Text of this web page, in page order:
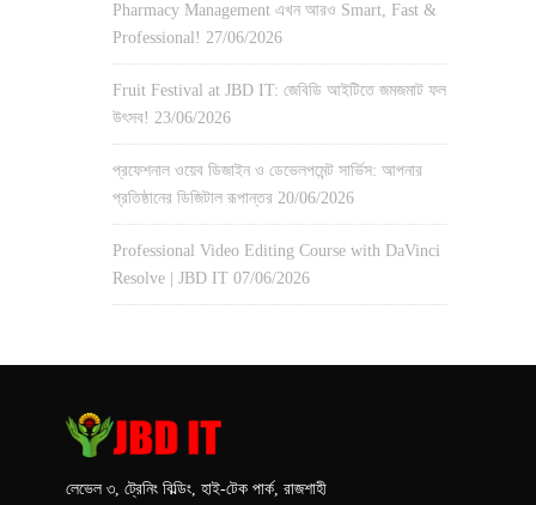
Pharmacy Management এখন আরও Smart, Fast &
Professional! 27/06/2026
Fruit Festival at JBD IT: জেবিডি আইটিতে জমজমাট ফল
উৎসব! 23/06/2026
প্রফেশনাল ওয়েব ডিজাইন ও ডেভেলপমেন্ট সার্ভিস: আপনার
প্রতিষ্ঠানের ডিজিটাল রূপান্তর 20/06/2026
Professional Video Editing Course with DaVinci
Resolve | JBD IT 07/06/2026
লেভেল ৩, ট্রেনিং বিল্ডিং, হাই-টেক পার্ক, রাজশাহী